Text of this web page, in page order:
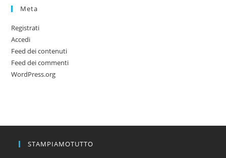
Meta
Registrati
Accedi
Feed dei contenuti
Feed dei commenti
WordPress.org
STAMPIAMOTUTTO